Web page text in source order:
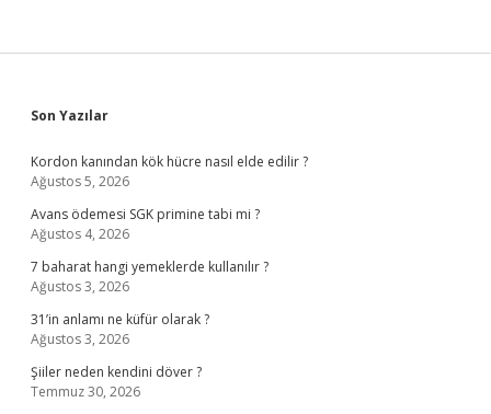
Sidebar
Son Yazılar
Kordon kanından kök hücre nasıl elde edilir ?
Ağustos 5, 2026
Avans ödemesi SGK primine tabi mi ?
Ağustos 4, 2026
7 baharat hangi yemeklerde kullanılır ?
Ağustos 3, 2026
31’in anlamı ne küfür olarak ?
Ağustos 3, 2026
Şiiler neden kendini döver ?
Temmuz 30, 2026